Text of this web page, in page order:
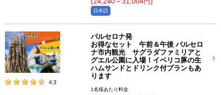
日本語
4.3
バルセロナ発
お得なセット 午前＆午後 バルセロ
ナ市内観光 サグラダファミリアと
グエル公園に入場！イベリコ豚の生
ハムサンドとドリンク付プランもあ
ります
1名様あたり料金